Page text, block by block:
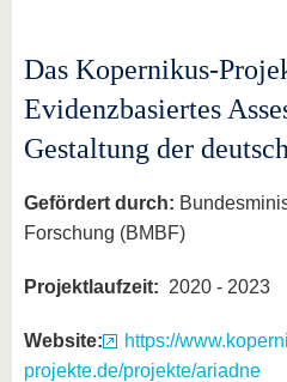
Das Kopernikus-
Evidenzbasiertes
Gestaltung der
Gefördert durch:
Forschung (BMBF)
Projektlaufzeit: 2020 - 2023
Website:
https://
projekte.de/projekte/ariadne